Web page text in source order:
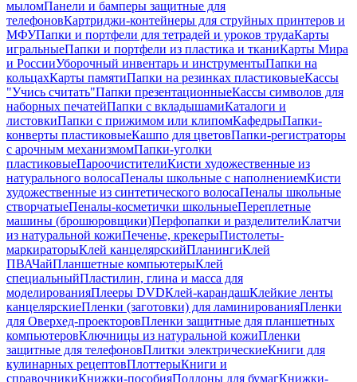
мыломПанели и бамперы защитные для
телефоновКартриджи-контейнеры для струйных принтеров и
МФУПапки и портфели для тетрадей и уроков трудаКарты
игральныеПапки и портфели из пластика и тканиКарты Мира
и РоссииУборочный инвентарь и инструментыПапки на
кольцахКарты памятиПапки на резинках пластиковыеКассы
"Учись считать"Папки презентационныеКассы символов для
наборных печатейПапки с вкладышамиКаталоги и
листовкиПапки с прижимом или клипомКафедрыПапки-
конверты пластиковыеКашпо для цветовПапки-регистраторы
с арочным механизмомПапки-уголки
пластиковыеПароочистителиКисти художественные из
натурального волосаПеналы школьные с наполнениемКисти
художественные из синтетического волосаПеналы школьные
створчатыеПеналы-косметички школьныеПереплетные
машины (брошюровщики)Перфопапки и разделителиКлатчи
из натуральной кожиПеченье, крекерыПистолеты-
маркираторыКлей канцелярскийПланингиКлей
ПВАЧайПланшетные компьютерыКлей
специальныйПластилин, глина и масса для
моделированияПлееры DVDКлей-карандашКлейкие ленты
канцелярскиеПленки (заготовки) для ламинированияПленки
для Оверхед-проекторовПленки защитные для планшетных
компьютеровКлючницы из натуральной кожиПленки
защитные для телефоновПлитки электрическиеКниги для
кулинарных рецептовПлоттерыКниги и
справочникиКнижки-пособияПоддоны для бумагКнижки-